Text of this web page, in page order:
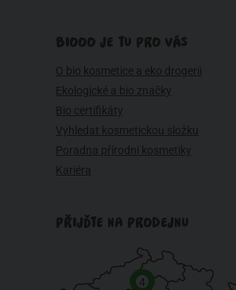
BIOOO JE TU PRO VÁS
O bio kosmetice a eko drogerii
Ekologické a bio značky
Bio certifikáty
Vyhledat kosmetickou složku
Poradna přírodní kosmetiky
Kariéra
PŘIJĎTE NA PRODEJNU
4